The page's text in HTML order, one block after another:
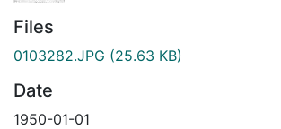
Files
0103282.JPG (25.63 KB)
Date
1950-01-01